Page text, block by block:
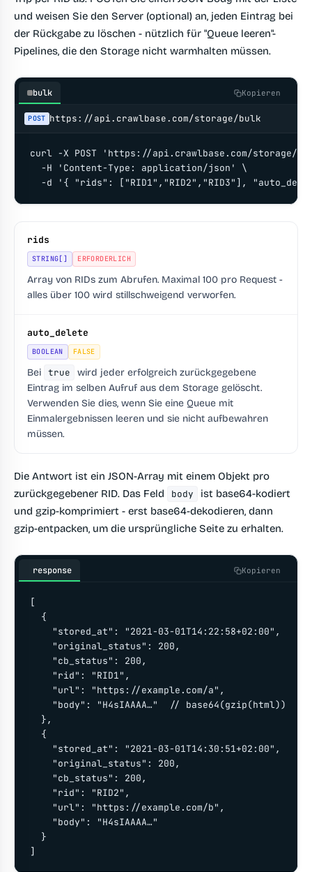
und weisen Sie den Server (optional) an, jeden Eintrag bei
der Rückgabe zu löschen - nützlich für "Queue leeren"-
Pipelines, die den Storage nicht warmhalten müssen.
bulk Kopieren
POST https://api.crawlbase.com/storage/bulk
curl -X POST 'https://api.crawlbase.com/storage/
  -H 'Content-Type: application/json' \
-d '{ "rids": ["RID1","RID2","RID3"],
rids
STRING[] ERFORDERLICH
Array von RIDs zum Abrufen. Maximal 100 pro Request -
alles über 100 wird stillschweigend verworfen.
auto_delete
BOOLEAN FALSE
Bei true
wird jeder erfolgreich zurückgegebene
Eintrag im selben Aufruf aus dem Storage gelöscht.
Verwenden Sie dies, wenn Sie eine Queue mit
Einmalergebnissen leeren und sie nicht aufbewahren
müssen.
Die Antwort ist ein JSON-Array mit einem Objekt pro
zurückgegebener RID. Das Feld
body
ist base64-kodiert
und gzip-komprimiert - erst base64-dekodieren, dann
gzip-entpacken, um die ursprüngliche Seite zu erhalten.
response Kopieren
[
  {
    "stored_at": "2021-03-01T14:22:58+02:00",
    "original_status": 200,
    "cb_status": 200,
    "rid": "RID1",
    "url": "https://example.com/a",
    "body": "H4sIAAAA…"  // base64(gzip(html))
  },
  {
    "stored_at": "2021-03-01T14:30:51+02:00",
    "original_status": 200,
    "cb_status": 200,
    "rid": "RID2",
    "url": "https://example.com/b",
    "body": "H4sIAAAA…"
  }
]